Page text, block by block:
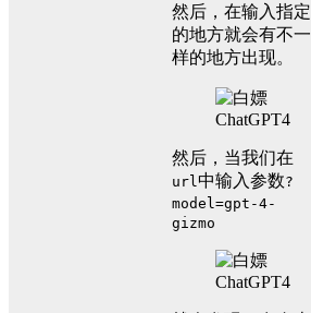
然后，在输入指定
的地方就会有不一
样的地方出现。
然后，当我们在
url中输入参数?
model=gpt-4-
gizmo